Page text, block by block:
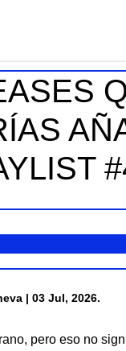
| 03 Jul, 2026.
pero eso no